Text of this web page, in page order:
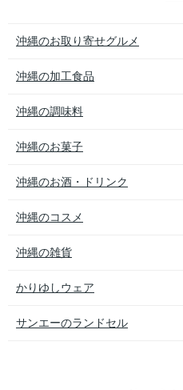
沖縄のお取り寄せグルメ
沖縄の加工食品
沖縄の調味料
沖縄のお菓子
沖縄のお酒・ドリンク
沖縄のコスメ
沖縄の雑貨
かりゆしウェア
サンエーのランドセル